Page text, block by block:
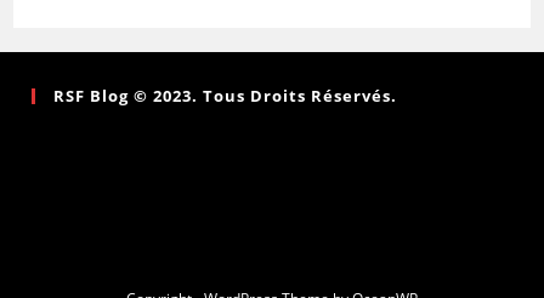
RSF Blog © 2023. Tous Droits Réservés.